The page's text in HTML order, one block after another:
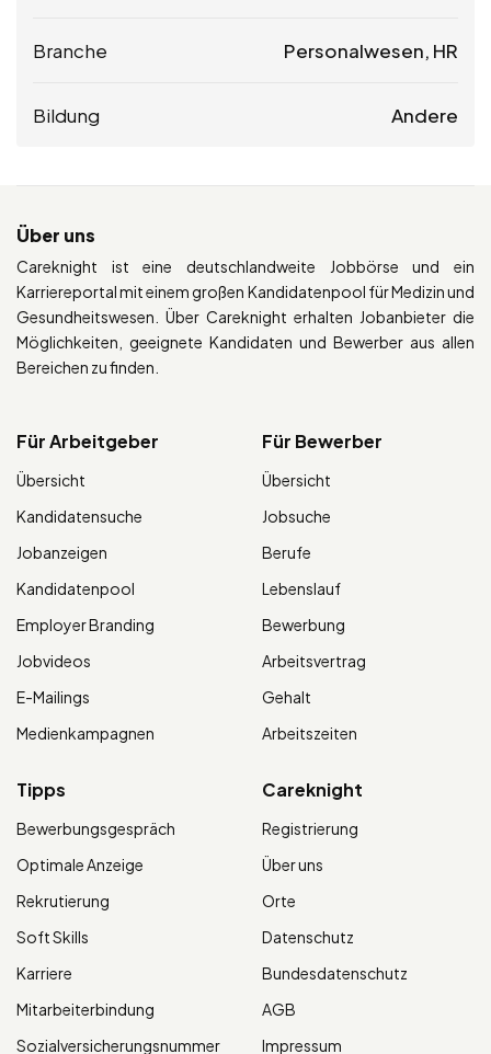
Branche Personalwesen, HR
Bildung Andere
Über uns
Careknight ist eine deutschlandweite Jobbörse und ein
Karriereportal mit einem großen Kandidatenpool für Medizin und
Gesundheitswesen. Über Careknight erhalten Jobanbieter die
Möglichkeiten, geeignete Kandidaten und Bewerber aus allen
Bereichen zu finden.
Für Arbeitgeber
Übersicht
Kandidatensuche
Jobanzeigen
Kandidatenpool
Employer Branding
Jobvideos
E-Mailings
Medienkampagnen
Für Bewerber
Übersicht
Jobsuche
Berufe
Lebenslauf
Bewerbung
Arbeitsvertrag
Gehalt
Arbeitszeiten
Tipps
Bewerbungsgespräch
Optimale Anzeige
Rekrutierung
Soft Skills
Karriere
Mitarbeiterbindung
Sozialversicherungsnummer
Careknight
Registrierung
Über uns
Orte
Datenschutz
Bundesdatenschutz
AGB
Impressum